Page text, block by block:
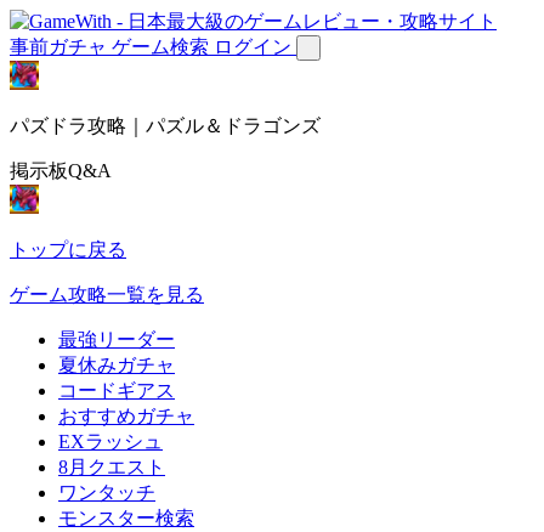
事前ガチャ ゲーム検索 ログイン
パズドラ攻略｜パズル＆ドラゴンズ
掲示板Q&A
トップに戻る
ゲーム攻略一覧を見る
最強リーダー
夏休みガチャ
コードギアス
おすすめガチャ
EXラッシュ
8月クエスト
ワンタッチ
モンスター検索